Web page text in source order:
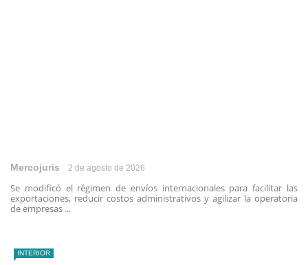
Mercojuris 2 de agosto de 2026
Se modificó el régimen de envíos internacionales para facilitar las
exportaciones, reducir costos administrativos y agilizar la operatoria
de empresas ...
INTERIOR